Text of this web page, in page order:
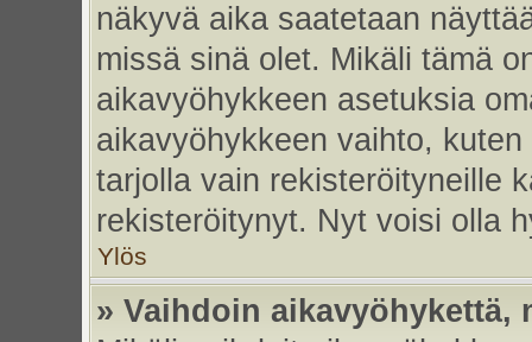
näkyvä aika saatetaan
missä sinä olet. Mikäli tämä
aikavyöhykkeen asetuksia
aikavyöhykkeen vaihto,
tarjolla vain rekisteröityneille
rekisteröitynyt. Nyt voisi olla
Ylös
» Vaihdoin